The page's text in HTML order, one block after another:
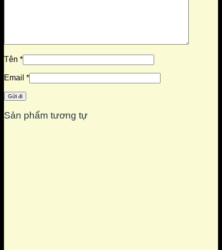
Tên *
Email *
Sản phẩm tương tự